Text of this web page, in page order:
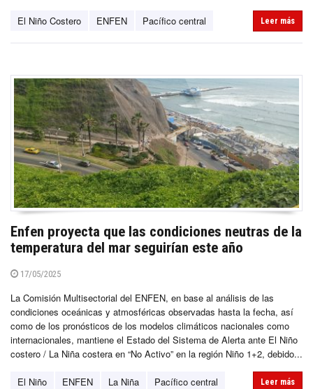
El Niño Costero ENFEN Pacífico central Leer más
Enfen proyecta que las condiciones neutras de la
temperatura del mar seguirían este año
17/05/2025
La Comisión Multisectorial del ENFEN, en base al análisis de las
condiciones oceánicas y atmosféricas observadas hasta la fecha, así
como de los pronósticos de los modelos climáticos nacionales como
internacionales, mantiene el Estado del Sistema de Alerta ante El Niño
costero / La Niña costera en “No Activo” en la región Niño 1+2, debido...
El Niño ENFEN La Niña Pacífico central Leer más